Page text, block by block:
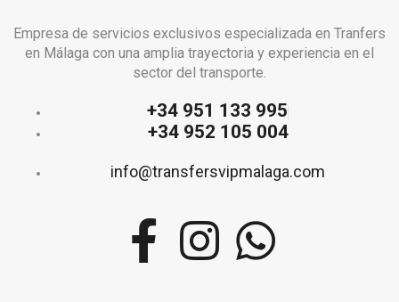
Empresa de servicios exclusivos especializada en Tranfers
en Málaga con una amplia trayectoria y experiencia en el
sector del transporte.
+34 951 133 995
+34 952 105 004
info@transfersvipmalaga.com
F
I
W